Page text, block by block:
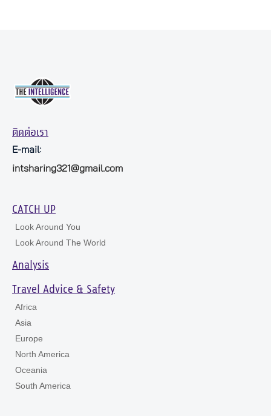
ติดต่อเรา
E-mail:
intsharing321@gmail.com
CATCH UP
Look Around You
Look Around The World
Analysis
Travel Advice & Safety
Africa
Asia
Europe
North America
Oceania
South America